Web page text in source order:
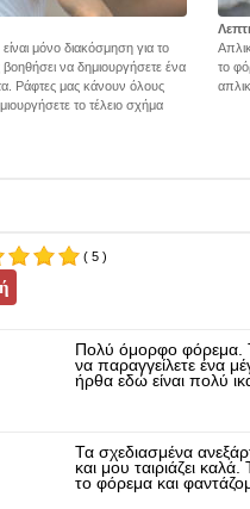
μόνο διακόσμηση για το
να δημιουργήσετε ένα
Ράφτες μας κάνουν όλους
το τέλειο σχήμα
το
( 5 )
Πολύ όμορφο φόρεμα.
να παραγγείλετε ένα
ήρθα εδώ είναι πολύ
Τα σχεδιασμένα
και μου ταιριάζει
το φόρεμα και